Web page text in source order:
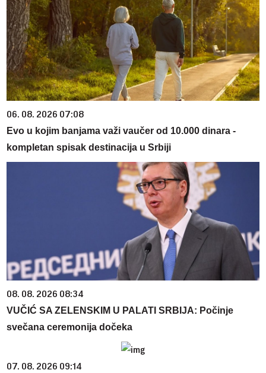
06. 08. 2026 07:08
Evo u kojim banjama važi vaučer od 10.000 dinara -
kompletan spisak destinacija u Srbiji
08. 08. 2026 08:34
VUČIĆ SA ZELENSKIM U PALATI SRBIJA: Počinje
svečana ceremonija dočeka
07. 08. 2026 09:14